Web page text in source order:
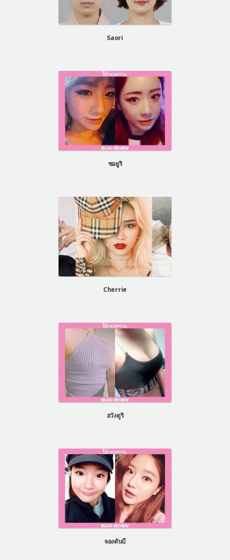
Saori
ซอยูริ
Cherrie
ฮวังดูริ
จองดันบี